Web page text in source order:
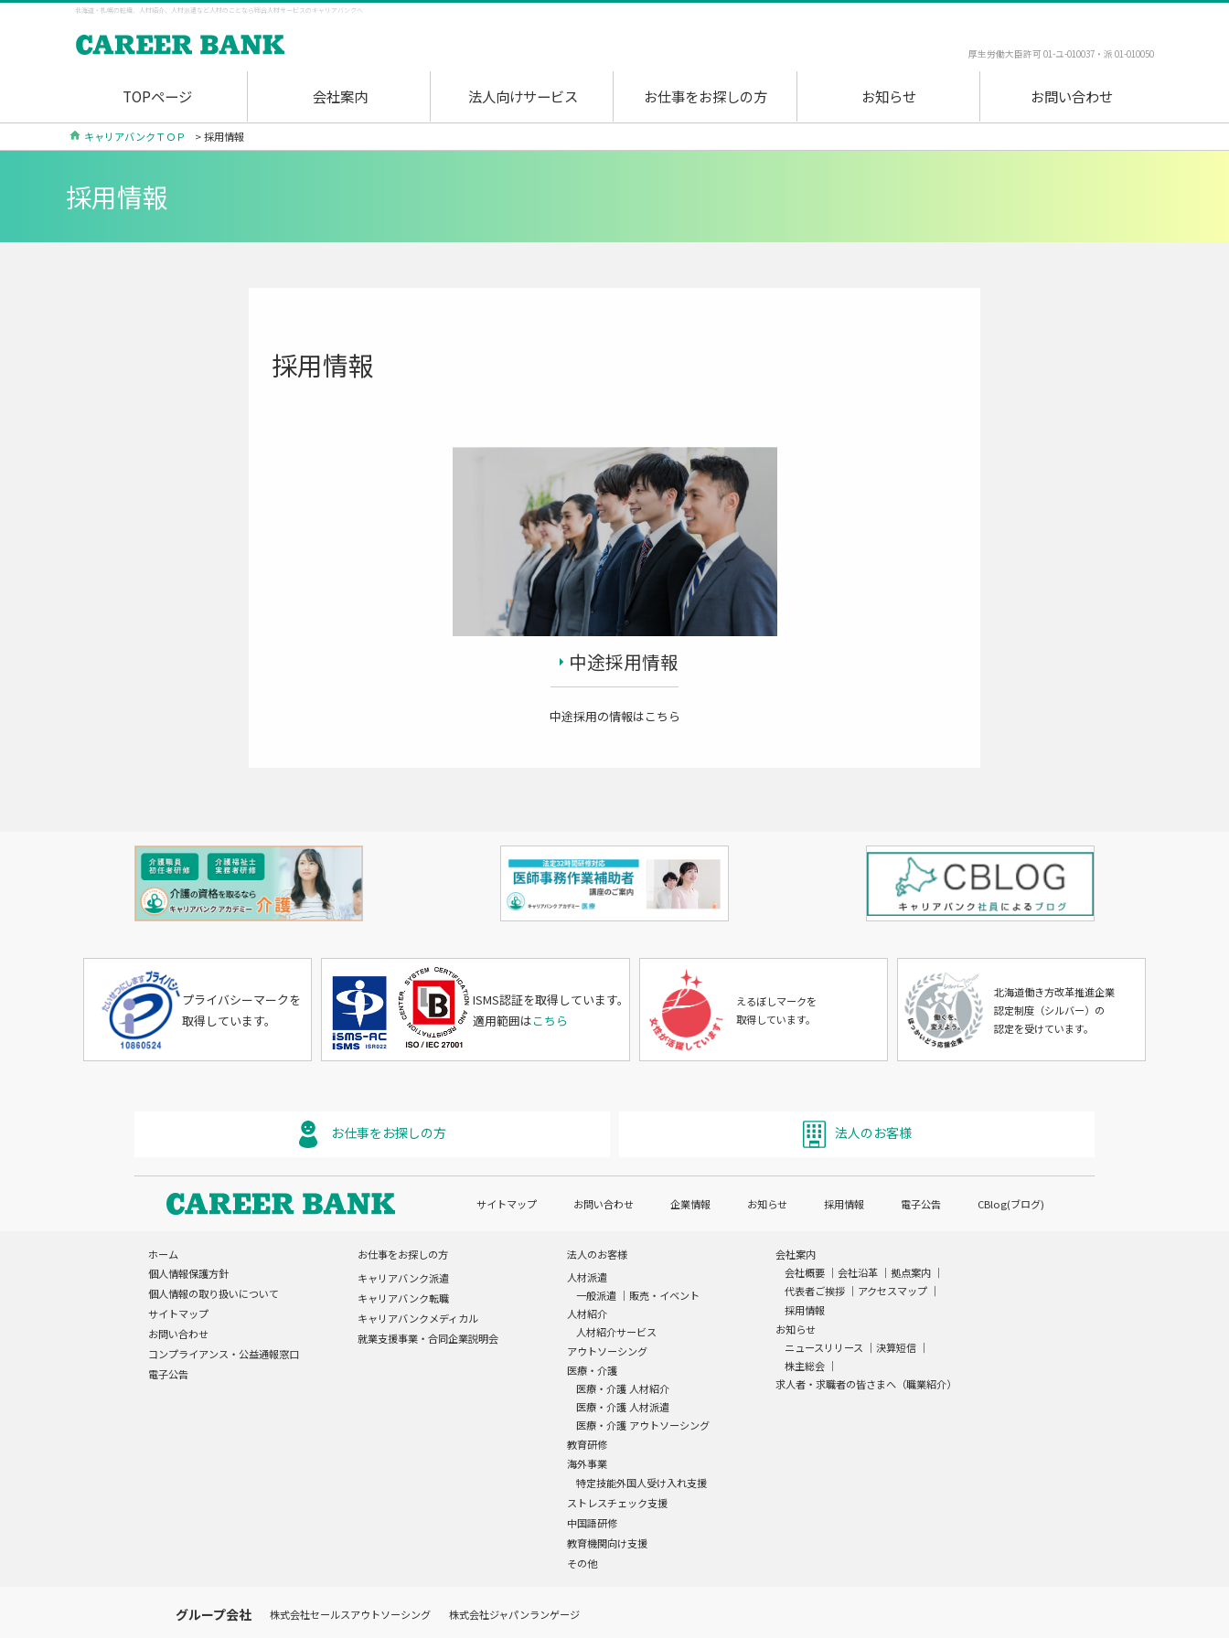
北海道・札幌の転職、人材紹介、人材派遣など人材のことなら総合人材サービスのキャリアバンクへ
厚生労働大臣許可 01-ユ-010037・派 01-010050
TOPページ 会社案内 法人向けサービス お仕事をお探しの方 お知らせ お問い合わせ
キャリアバンクＴＯＰ > 採用情報
採用情報
採用情報
中途採用情報
中途採用の情報はこちら
プライバシーマークを
取得しています。
ISMS認証を取得しています。
適用範囲はこちら
えるぼしマークを
取得しています。
北海道働き方改革推進企業
認定制度（シルバー）の
認定を受けています。
お仕事をお探しの方 法人のお客様
サイトマップ お問い合わせ 企業情報 お知らせ 採用情報 電子公告 CBlog(ブログ)
ホーム
個人情報保護方針
個人情報の取り扱いについて
サイトマップ
お問い合わせ
コンプライアンス・公益通報窓口
電子公告
お仕事をお探しの方
キャリアバンク派遣
キャリアバンク転職
キャリアバンクメディカル
就業支援事業・合同企業説明会
法人のお客様
人材派遣
一般派遣｜ 販売・イベント
人材紹介
人材紹介サービス
アウトソーシング
医療・介護
医療・介護 人材紹介
医療・介護 人材派遣
医療・介護 アウトソーシング
教育研修
海外事業
特定技能外国人受け入れ支援
ストレスチェック支援
中国語研修
教育機関向け支援
その他
会社案内
会社概要 ｜会社沿革 ｜拠点案内 ｜
代表者ご挨拶 ｜ アクセスマップ ｜
採用情報
お知らせ
ニュースリリース ｜決算短信 ｜
株主総会 ｜
求人者・求職者の皆さまへ（職業紹介）
グループ会社 株式会社セールスアウトソーシング 株式会社ジャパンランゲージ